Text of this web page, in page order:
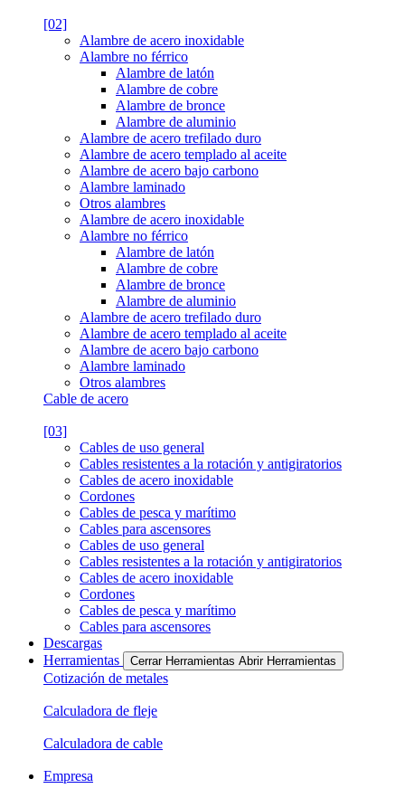
[02]
Alambre de acero inoxidable
Alambre no férrico
Alambre de latón
Alambre de cobre
Alambre de bronce
Alambre de aluminio
Alambre de acero trefilado duro
Alambre de acero templado al aceite
Alambre de acero bajo carbono
Alambre laminado
Otros alambres
Alambre de acero inoxidable
Alambre no férrico
Alambre de latón
Alambre de cobre
Alambre de bronce
Alambre de aluminio
Alambre de acero trefilado duro
Alambre de acero templado al aceite
Alambre de acero bajo carbono
Alambre laminado
Otros alambres
Cable de acero
[03]
Cables de uso general
Cables resistentes a la rotación y antigiratorios
Cables de acero inoxidable
Cordones
Cables de pesca y marítimo
Cables para ascensores
Cables de uso general
Cables resistentes a la rotación y antigiratorios
Cables de acero inoxidable
Cordones
Cables de pesca y marítimo
Cables para ascensores
Descargas
Herramientas
Cerrar Herramientas Abrir Herramientas
Cotización de metales
Calculadora de fleje
Calculadora de cable
Empresa